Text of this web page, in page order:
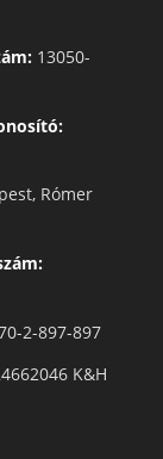
13050-
Rómer
2-897-897
K&H